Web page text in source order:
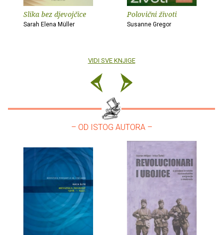
Slika bez djevojčice
Sarah Elena Müller
Polovični životi
Susanne Gregor
VIDI SVE KNJIGE
– OD ISTOG AUTORA –